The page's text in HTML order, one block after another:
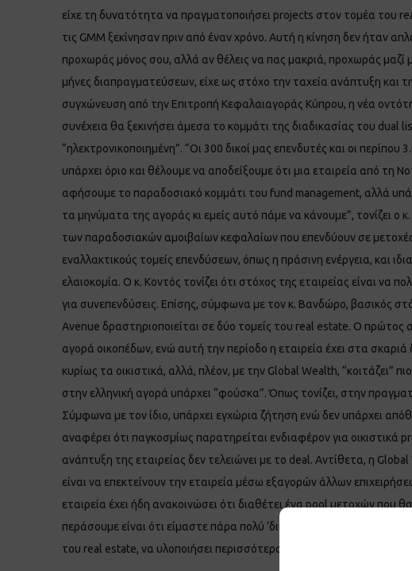
είχε τη δυνατότητα να πραγματοποιήσει projects στον τομέα του
τις GMM ξεκίνησαν πριν από έναν χρόνο. Αυτή η κίνηση δεν ήταν
προχωράς μόνος σου, αλλά αν θέλεις να πας μακριά, προχωράς
μήνες διαπραγματεύσεων, είχε ως στόχο την ταχεία ανάπτυξη και
συγχώνευση από την Επιτροπή Κεφαλαιαγοράς Κύπρου, η νέα
συνέχεια θα ξεκινήσει άμεσα το κομμάτι της διαδικασίας του dual
“ηλεκτρονικοποιημένη”. “Οι 300 δικοί μας επενδυτές και οι
υπάρχει όριο και θέλουμε να αποδείξουμε ότι μια εταιρεία από τη
αφήσουμε το παραδοσιακό κομμάτι του fund management, αλλά
τα μηνύματα της αγοράς κι εμείς αυτό πάμε να κάνουμε”, τονίζει ο
των παραδοσιακών αμοιβαίων κεφαλαίων που επενδύουν σε
εναλλακτικούς τομείς επενδύσεων, όπως η πράσινη ενέργεια, και
ελαιοκομία. Ο κ. Κοντός τονίζει ότι στόχος της εταιρείας είναι να
για συνεπενδύσεις. Επίσης, σύμφωνα με τον κ. Βανδώρο, βασικός
Avenue δραστηριοποιείται σε δύο τομείς του real estate. Ο πρώτος
αγορά οικοπέδων, ενώ αυτή την περίοδο η εταιρεία έχει στα
κυρίως τα οικιστικά, αλλά, πλέον, με την Global Wealth, “κοιτάζει”
στην ελληνική αγορά υπάρχει “φούσκα”. Όπως τονίζει, στην
Σύμφωνα με τον ίδιο, υπάρχει εγχώρια ζήτηση ενώ δεν υπάρχει
αναφέρει ότι παγκοσμίως παρατηρείται ενδιαφέρον για οικιστικά
ανάπτυξη της εταιρείας δεν τελειώνει με το deal. Αντίθετα, η
είναι να επεκτείνουν την εταιρεία μέσω εξαγορών άλλων
εταιρεία έχει ήδη ανακοινώσει ότι διαθέτει ένα pool μετοχών που
περάσουμε είναι ότι είμαστε πάρα πολύ ‘διψασμένοι’ για
του real estate, να υλοποιήσει περισσότερα projects και να